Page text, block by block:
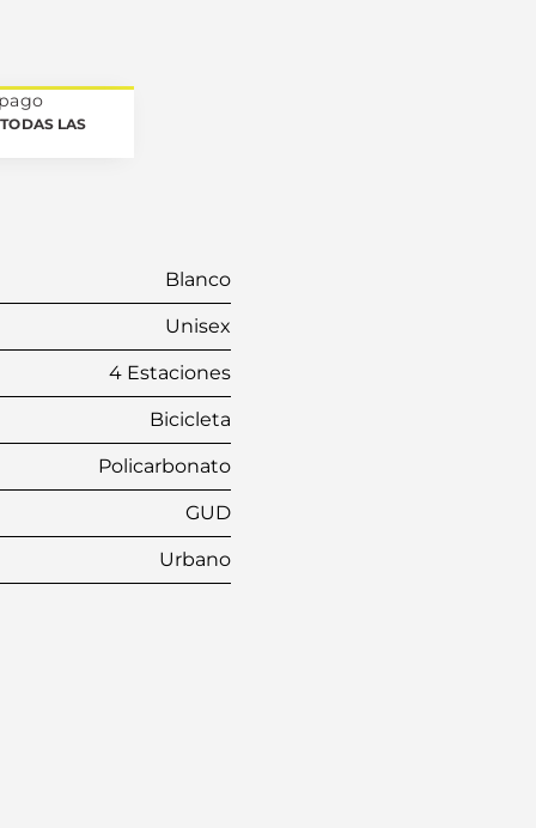
LAS
Blanco
Unisex
4 Estaciones
Bicicleta
Policarbonato
GUD
Urbano